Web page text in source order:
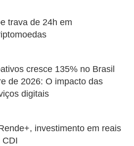
trava de 24h em
cresce 135% no Brasil
de 2026: O impacto das
digitais
investimento em reais
CDI